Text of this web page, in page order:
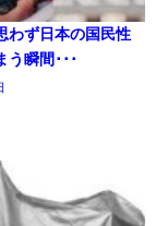
わず日本の国民性
う瞬間･･･